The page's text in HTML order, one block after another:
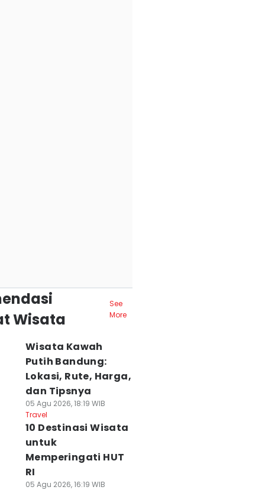
Wisata
See
More
Wisata Kawah
Putih Bandung:
Lokasi, Rute, Harga,
dan Tipsnya
05 Agu 2026, 18:19 WIB
Travel
10 Destinasi Wisata
untuk
Memperingati HUT
RI
05 Agu 2026, 16:19 WIB